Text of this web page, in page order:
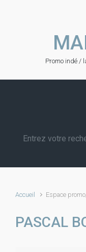
Promo indé /
Accueil Espace
PASCAL